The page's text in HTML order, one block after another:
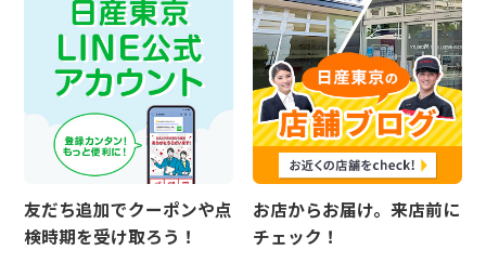
友だち追加でクーポンや点
検時期を受け取ろう！
お店からお届け。来店前に
チェック！